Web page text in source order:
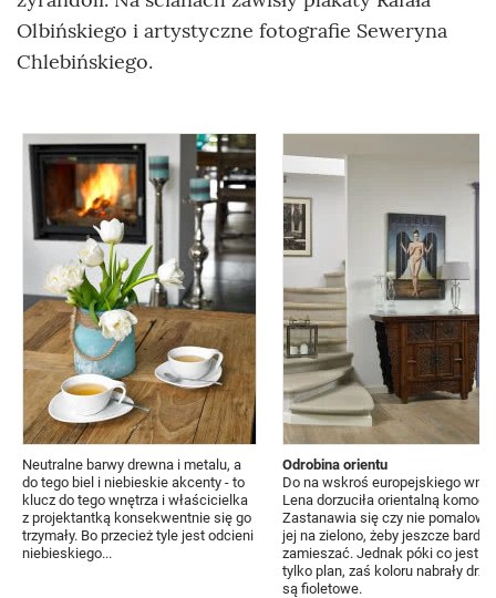
Olbińskiego i artystyczne fotografie Seweryna
Chlebińskiego.
Neutralne barwy drewna i metalu, a
do tego biel i niebieskie akcenty - to
klucz do tego wnętrza i właścicielka
z projektantką konsekwentnie się go
trzymały. Bo przecież tyle jest odcieni
niebieskiego...
Odrobina orientu
Do na wskroś europejskiego
Lena dorzuciła orientalną komodę.
Zastanawia się czy nie
jej na zielono, żeby jeszcze
zamieszać. Jednak póki co jest to
tylko plan, zaś koloru nabrały
są fioletowe.